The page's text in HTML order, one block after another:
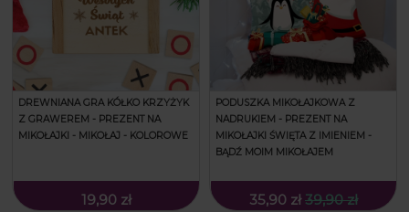
DREWNIANA GRA KÓŁKO KRZYŻYK
Z GRAWEREM - PREZENT NA
MIKOŁAJKI - MIKOŁAJ - KOLOROWE
19,90 zł
PODUSZKA MIKOŁAJKOWA Z
NADRUKIEM - PREZENT NA
MIKOŁAJKI ŚWIĘTA Z IMIENIEM -
BĄDŹ MOIM MIKOŁAJEM
35,90 zł 39,90 zł